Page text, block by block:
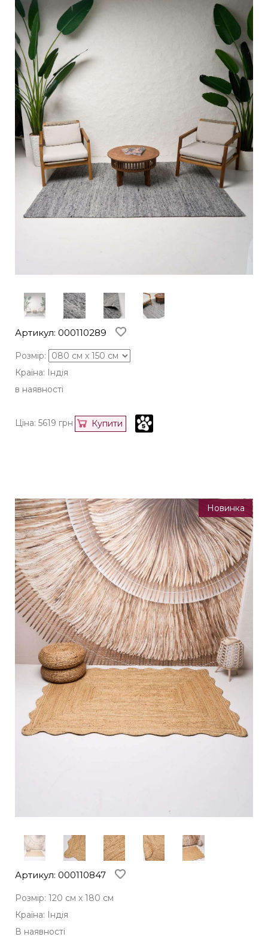
Артикул: 000110289
Розмір:
Країна: Індія
в наявності
Ціна: 5619 грн Купити
Новинка
Артикул: 000110847
Розмір: 120 см х 180 см
Країна: Індія
В наявності